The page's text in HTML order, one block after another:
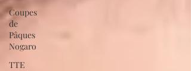
Coupes
de
Pâques
Nogaro
TTE